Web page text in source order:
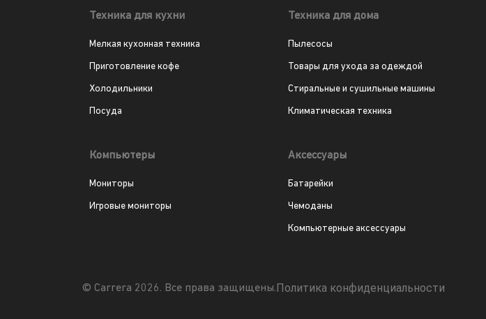
Техника для кухни
Мелкая кухонная техника
Приготовление кофе
Холодильники
Посуда
Техника для дома
Пылесосы
Товары для ухода за одеждой
Стиральные и сушильные машины
Климатическая техника
Компьютеры
Мониторы
Игровые мониторы
Аксессуары
Батарейки
Чемоданы
Компьютерные аксессуары
© Carrera 2026. Все права защищены.Политика конфиденциальности